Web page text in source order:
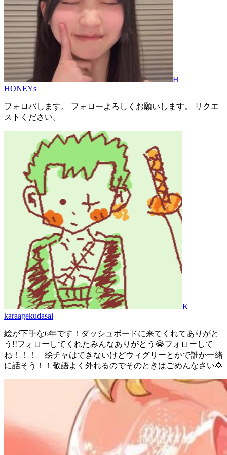
H
HONEYs
フォロバします。 フォローよろしくお願いします。 リクエ
ストください。
K
karaagekudasai
絵が下手な6年です！ダッシュボードに来てくれてありがと
う!!フォローしてくれたみんなありがとう😭フォローして
ね！！！ 絵チャはできないけどウィグリーとかで誰か一緒
に話そう！！敬語よく外れるのでそのときはごめんなさい🙇